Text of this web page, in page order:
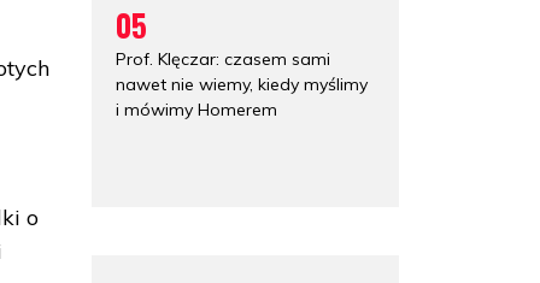
o
05
Prof. Klęczar: czasem sami
nawet nie wiemy, kiedy myślimy
i mówimy Homerem